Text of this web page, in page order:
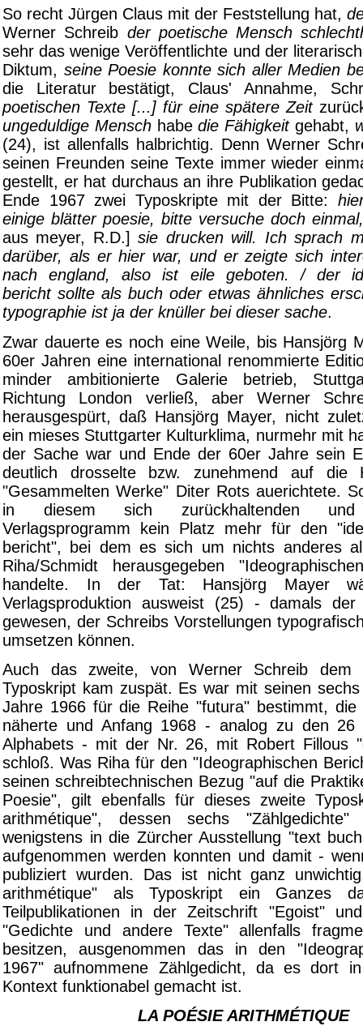
So recht Jürgen Claus mit der Feststellung hat,
Werner Schreib der poetische Mensch
sehr das wenige Veröffentlichte und der
Diktum, seine Poesie konnte sich aller Medien
die Literatur bestätigt, Claus' Annahme,
poetischen Texte [...] für eine spätere Zeit
ungeduldige Menschhabedie Fähigkeitgehabt,
(24), ist allenfalls halbrichtig. Denn Werner
seinen Freunden seine Texte immer wieder
gestellt, er hat durchaus an ihre Publikation
Ende 1967 zwei Typoskripte mit der Bitte:
einige blätter poesie, bitte versuche doch
aus meyer, R.D.]sie drucken will. Ich sprach
darüber, als er hier war, und er zeigte sich
nach england, also ist eile geboten. / der
bericht sollte als buch oder etwas ähnliches
typographie ist ja der knüller bei dieser sache.
Zwar dauerte es noch eine Weile, bis Hansjörg
60er Jahren eine international renommierte
minder ambitionierte Galerie betrieb,
Richtung London verließ, aber Werner
herausgespürt, daß Hansjörg Mayer, nicht
ein mieses Stuttgarter Kulturklima, nurmehr mit
der Sache war und Ende der 60er Jahre sein
deutlich drosselte bzw. zunehmend auf die
"Gesammelten Werke" Diter Rots auerichtete.
in diesem sich zurückhaltenden und
Verlagsprogramm kein Platz mehr für den
bericht", bei dem es sich um nichts anderes
Riha/Schmidt herausgegeben
handelte. In der Tat: Hansjörg Mayer
Verlagsproduktion ausweist (25) - damals der
gewesen, der Schreibs Vorstellungen
umsetzen können.
Auch das zweite, von Werner Schreib dem
Typoskript kam zuspät. Es war mit seinen
Jahre 1966 für die Reihe "futura" bestimmt, die
näherte und Anfang 1968 - analog zu den 26
Alphabets - mit der Nr. 26, mit Robert Fillous
schloß. Was Riha für den "Ideographischen
seinen schreibtechnischen Bezug "auf die
Poesie", gilt ebenfalls für dieses zweite
arithmétique", dessen sechs
wenigstens in die Zürcher Ausstellung "text
aufgenommen werden konnten und damit -
publiziert wurden. Das ist nicht ganz
arithmétique" als Typoskript ein Ganzes
Teilpublikationen in der Zeitschrift "Egoist"
"Gedichte und andere Texte" allenfalls
besitzen, ausgenommen das in den
1967" aufnommene Zählgedicht, da es dort
Kontext funktionabel gemacht ist.
LA POÉSIE ARITHMÉTIQUE